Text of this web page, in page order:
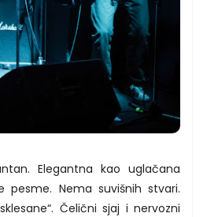
Elegantna kao uglačana
pesme. Nema suvišnih stvari.
Čelični sjaj i nervozni